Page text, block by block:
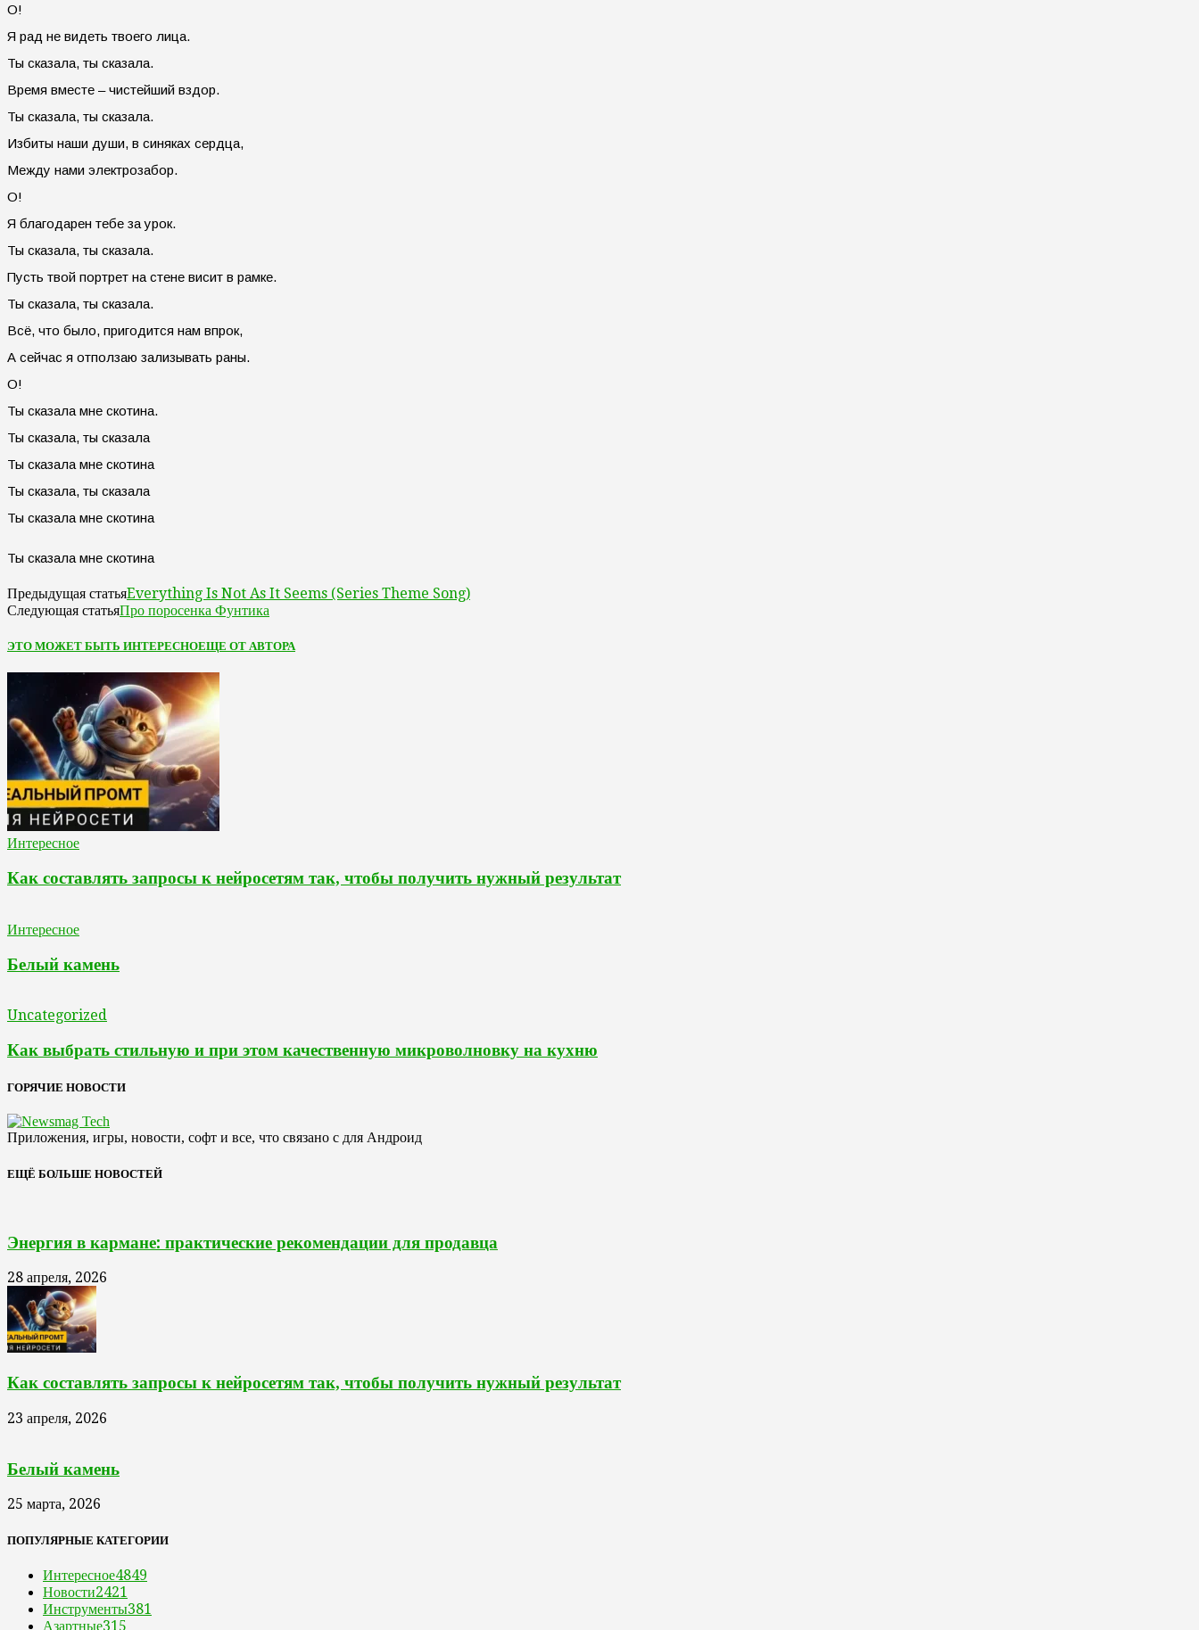
О!
Я рад не видеть твоего лица.
Ты сказала, ты сказала.
Время вместе – чистейший вздор.
Ты сказала, ты сказала.
Избиты наши души, в синяках сердца,
Между нами электрозабор.
О!
Я благодарен тебе за урок.
Ты сказала, ты сказала.
Пусть твой портрет на стене висит в рамке.
Ты сказала, ты сказала.
Всё, что было, пригодится нам впрок,
А сейчас я отползаю зализывать раны.
О!
Ты сказала мне скотина.
Ты сказала, ты сказала
Ты сказала мне скотина
Ты сказала, ты сказала
Ты сказала мне скотина
Ты сказала мне скотина
Предыдущая статьяEverything Is Not As It Seems (Series Theme Song)
Следующая статьяПро поросенка Фунтика
ЭТО МОЖЕТ БЫТЬ ИНТЕРЕСНОЕЩЕ ОТ АВТОРА
Интересное
Как составлять запросы к нейросетям так, чтобы получить нужный результат
Интересное
Белый камень
Uncategorized
Как выбрать стильную и при этом качественную микроволновку на кухню
ГОРЯЧИЕ НОВОСТИ
Приложения, игры, новости, софт и все, что связано с для Андроид
ЕЩЁ БОЛЬШЕ НОВОСТЕЙ
Энергия в кармане: практические рекомендации для продавца
28 апреля, 2026
Как составлять запросы к нейросетям так, чтобы получить нужный результат
23 апреля, 2026
Белый камень
25 марта, 2026
ПОПУЛЯРНЫЕ КАТЕГОРИИ
Интересное4849
Новости2421
Инструменты381
Азартные315